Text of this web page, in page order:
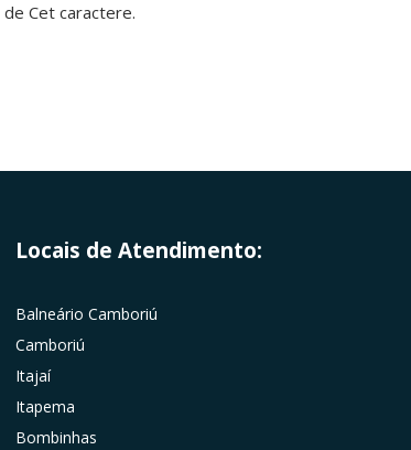
Cet caractere.
Locais de Atendimento:
Balneário Camboriú
Camboriú
Itajaí
Itapema
Bombinhas